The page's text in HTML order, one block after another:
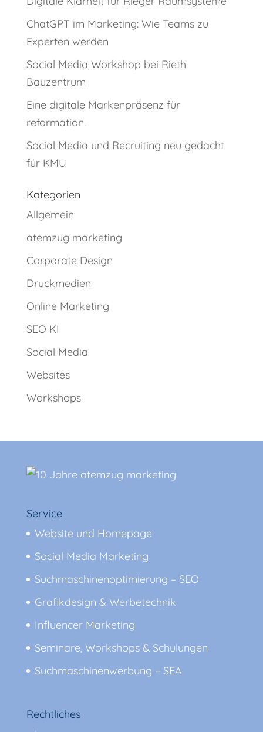
ChatGPT im Marketing: Wie Teams zu
Experten werden
Social Media Workshop bei Rieth
Bauzentrum
Eine digitale Markenpräsenz für
reformation.
Social Media und Recruiting neu gedacht
für KMU
Kategorien
Allgemein
atemzug marketing
Corporate Design
Druckmedien
Online Marketing
SEO KI
Social Media
Websites
Workshops
Service
Website und Homepage
Social Media Marketing
Suchmaschinenoptimierung – SEO
Grafikdesign & Werbetechnik
Influencer Marketing
Seminare, Workshops & Schulungen
Suchmaschinenwerbung – SEA
Rechtliches